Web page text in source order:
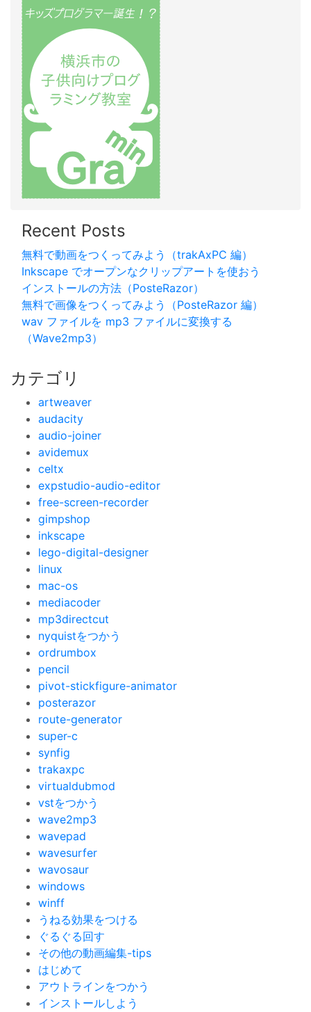
Recent Posts
無料で動画をつくってみよう（trakAxPC 編）
Inkscape でオープンなクリップアートを使おう
インストールの方法（PosteRazor）
無料で画像をつくってみよう（PosteRazor 編）
wav ファイルを mp3 ファイルに変換する
（Wave2mp3）
カテゴリ
artweaver
audacity
audio-joiner
avidemux
celtx
expstudio-audio-editor
free-screen-recorder
gimpshop
inkscape
lego-digital-designer
linux
mac-os
mediacoder
mp3directcut
nyquistをつかう
ordrumbox
pencil
pivot-stickfigure-animator
posterazor
route-generator
super-c
synfig
trakaxpc
virtualdubmod
vstをつかう
wave2mp3
wavepad
wavesurfer
wavosaur
windows
winff
うねる効果をつける
ぐるぐる回す
その他の動画編集-tips
はじめて
アウトラインをつかう
インストールしよう